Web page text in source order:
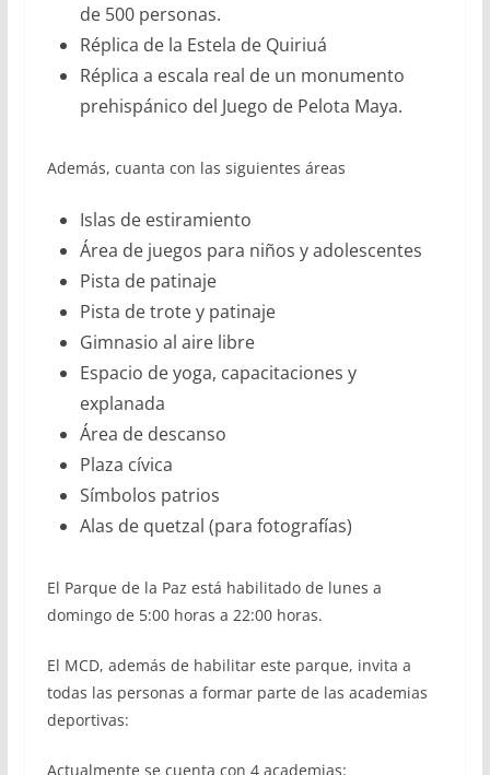
de 500 personas.
Réplica de la Estela de Quiriuá
Réplica a escala real de un monumento
prehispánico del Juego de Pelota Maya.
Además, cuanta con las siguientes áreas
Islas de estiramiento
Área de juegos para niños y adolescentes
Pista de patinaje
Pista de trote y patinaje
Gimnasio al aire libre
Espacio de yoga, capacitaciones y
explanada
Área de descanso
Plaza cívica
Símbolos patrios
Alas de quetzal (para fotografías)
El Parque de la Paz está habilitado de lunes a
domingo de 5:00 horas a 22:00 horas.
El MCD, además de habilitar este parque, invita a
todas las personas a formar parte de las academias
deportivas:
Actualmente se cuenta con 4 academias: